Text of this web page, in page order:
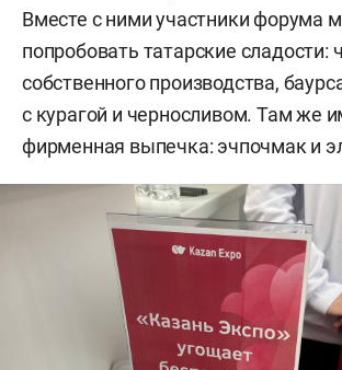
Вместе с ними участники форума
попробовать татарские сладости:
собственного производства,
с курагой и черносливом. Там же
фирменная выпечка: эчпочмак и